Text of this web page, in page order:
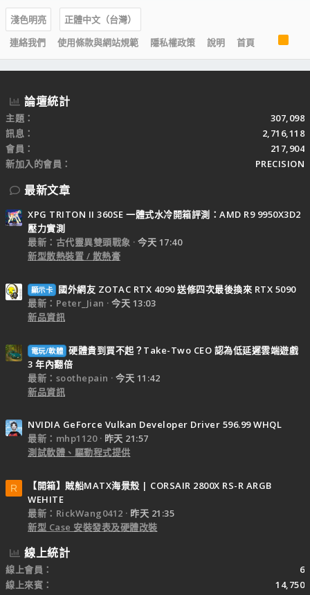
淺色明亮
正體中文（台灣）
連絡我們
使用條款與網站規範 隱私權政策 說明 首頁
R
S
S
論壇統計
主題
307,098
訊息
2,716,118
會員
217,904
新加入的會員
PRECISION
最新文章
XPG TRITON II 360SE 一體式水冷開箱評測：AMD R9 9950X3D2
壓力實測
最新：古代靈異雙頭戰象
今天 17:40
新型散熱裝置 / 散熱膏
顯示卡
國外網友 ZOTAC RTX 4090 送修四次最後換來 RTX 5090
最新：Peter_Jian
今天 13:03
新品資訊
電玩/軟體 硬體貴到買不起？Take-Two CEO 認為低延遲雲端遊戲
3 年內翻倍
最新：soothepain
今天 11:42
新品資訊
NVIDIA GeForce Vulkan Developer Driver 596.99 WHQL
最新：mhp1120
昨天 21:57
測試軟體、驅動程式提供
R
【開箱】賊船MATX海景殼 | CORSAIR 2800X RS-R ARGB
WEHITE
最新：RickWang0412
昨天 21:35
新型 Case 安裝發表及硬體改裝
線上統計
線上會員
6
線上來賓
14,750